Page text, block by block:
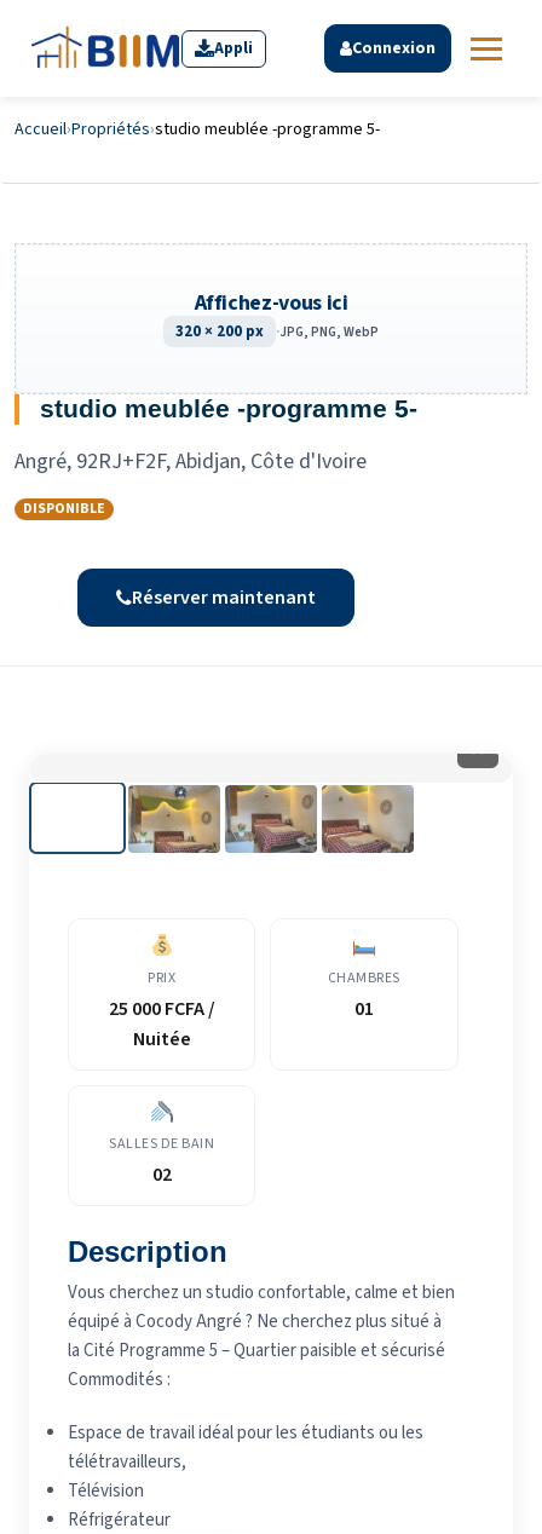
Appli Connexion
Accueil›Propriétés›studio meublée -programme 5-
studio meublée -programme 5-
Angré, 92RJ+F2F, Abidjan, Côte d'Ivoire
DISPONIBLE
Réserver maintenant
Affichez-vous ici
320 × 200 px ·JPG, PNG, WebP
⛶
PRIX
25 000 FCFA /
Nuitée
CHAMBRES
01
SALLES DE BAIN
02
Description
Vous cherchez un studio confortable, calme et bien
équipé à Cocody Angré ? Ne cherchez plus situé à
la Cité Programme 5 – Quartier paisible et sécurisé
Commodités :
Espace de travail idéal pour les étudiants ou les
télétravailleurs,
Télévision
Réfrigérateur